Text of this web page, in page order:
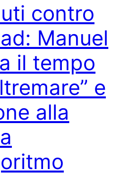
contro
Manuel
il tempo
e
alla